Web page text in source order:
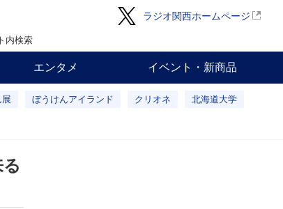
ラジオ関西ホームページ
内検索
エンタメ イベント・新商品
展 ぼうけんアイランド クリオネ 北海道大学